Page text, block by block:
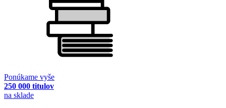
Ponúkame vyše
250 000 titulov
na sklade